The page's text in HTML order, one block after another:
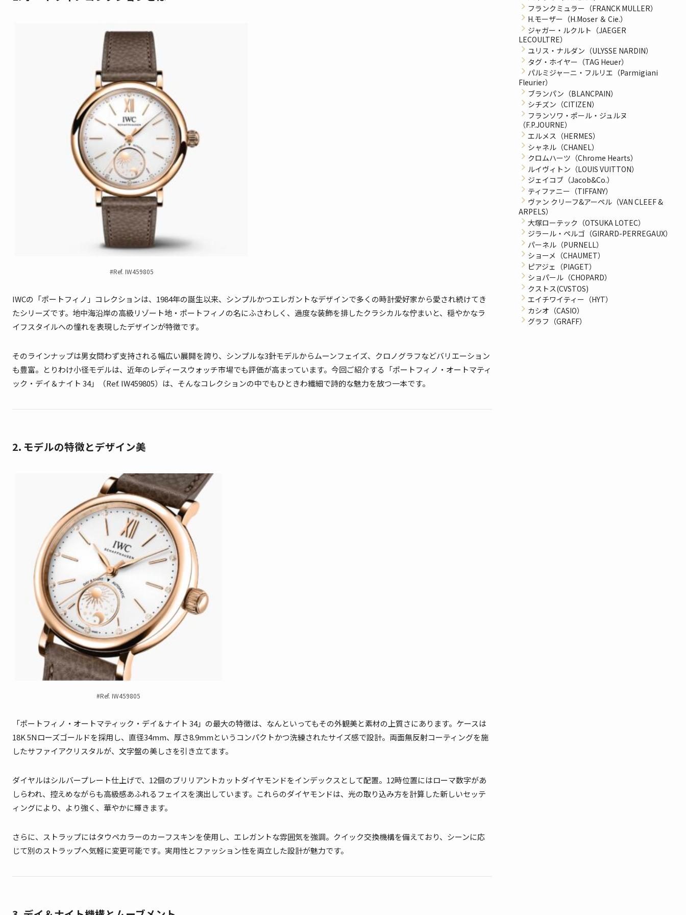
#Ref. IW459805
IWCの「ポートフィノ」コレクションは、1984年の誕生以来、シンプルかつエレガントなデザインで多くの時計愛好家から愛され続けてき
たシリーズです。地中海沿岸の高級リゾート地・ポートフィノの名にふさわしく、過度な装飾を排したクラシカルな佇まいと、穏やかなラ
イフスタイルへの憧れを表現したデザインが特徴です。
そのラインナップは男女問わず支持される幅広い展開を誇り、シンプルな3針モデルからムーンフェイズ、クロノグラフなどバリエーション
も豊富。とりわけ小径モデルは、近年のレディースウォッチ市場でも評価が高まっています。今回ご紹介する「ポートフィノ・オートマティ
ック・デイ＆ナイト 34」（Ref. IW459805）は、そんなコレクションの中でもひときわ繊細で詩的な魅力を放つ一本です。
2. モデルの特徴とデザイン美
#Ref. IW459805
「ポートフィノ・オートマティック・デイ＆ナイト 34」の最大の特徴は、なんといってもその外観美と素材の上質さにあります。ケースは
18K 5Nローズゴールドを採用し、直径34mm、厚さ8.9mmというコンパクトかつ洗練されたサイズ感で設計。両面無反射コーティングを施
したサファイアクリスタルが、文字盤の美しさを引き立てます。
ダイヤルはシルバープレート仕上げで、12個のブリリアントカットダイヤモンドをインデックスとして配置。12時位置にはローマ数字があ
しらわれ、控えめながらも高級感あふれるフェイスを演出しています。これらのダイヤモンドは、光の取り込み方を計算した新しいセッテ
ィングにより、より強く、華やかに輝きます。
さらに、ストラップにはタウペカラーのカーフスキンを使用し、エレガントな雰囲気を強調。クイック交換機構を備えており、シーンに応
じて別のストラップへ気軽に変更可能です。実用性とファッション性を両立した設計が魅力です。
フランクミュラー（FRANCK MULLER）
H.モーザー（H.Moser ＆ Cie.）
ジャガー・ルクルト（JAEGER
LECOULTRE）
ユリス・ナルダン（ULYSSE NARDIN）
タグ・ホイヤー（TAG Heuer）
パルミジャーニ・フルリエ（Parmigiani
Fleurier）
ブランパン（BLANCPAIN）
シチズン（CITIZEN）
フランソワ・ポール・ジュルヌ
（F.P.JOURNE）
エルメス（HERMES）
シャネル（CHANEL）
クロムハーツ（Chrome Hearts）
ルイヴィトン（LOUIS VUITTON）
ジェイコブ（Jacob&Co.）
ティファニー（TIFFANY）
ヴァン クリーフ&アーペル（VAN CLEEF &
ARPELS）
大塚ローテック（OTSUKA LOTEC）
ジラール・ペルゴ（GIRARD-PERREGAUX）
パーネル（PURNELL）
ショーメ（CHAUMET）
ピアジェ（PIAGET）
ショパール（CHOPARD）
クストス(CVSTOS)
エイチワイティー（HYT）
カシオ（CASIO）
グラフ（GRAFF）